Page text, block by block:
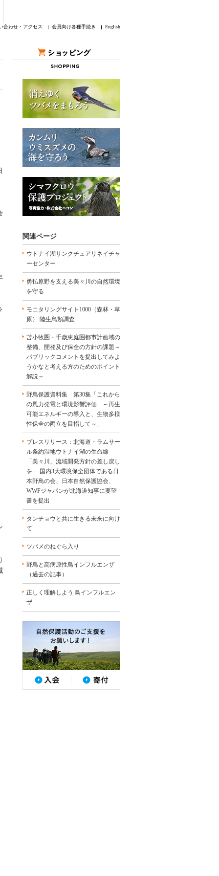
合わせ・アクセス 会員向け各種手続き English
関連ページ
ウトナイ湖サンクチュアリネイチャ
ーセンター
勇払原野を支える美々川の自然環境
を守る
モニタリングサイト1000（森林・草
原） 陸生鳥類調査
苫小牧圏・千歳恵庭圏都市計画域の
整備、開発及び保全の方針の課題～
パブリックコメントを提出してみよ
うかなと考える方のためのポイント
解説～
野鳥保護資料集 第30集「これから
の風力発電と環境影響評価 ～再生
可能エネルギーの導入と、生物多様
性保全の両立を目指して～」
プレスリリース：北海道・ラムサー
ル条約湿地ウトナイ湖の生命線
「美々川」流域開発方針の差し戻し
を― 国内3大環境保全団体である日
本野鳥の会、日本自然保護協会、
WWFジャパンが北海道知事に要望
書を提出
タンチョウと共に生きる未来に向け
て
ツバメのねぐら入り
野鳥と高病原性鳥インフルエンザ
（過去の記事）
正しく理解しよう 鳥インフルエン
ザ